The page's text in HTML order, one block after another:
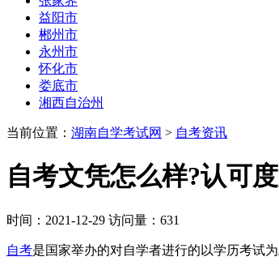
益阳市
郴州市
永州市
怀化市
娄底市
湘西自治州
当前位置： 湖南自学考试网 > 自考资讯
自考文凭怎么样?认可
时间：2021-12-29 访问量：631
自考是国家举办的对自学者进行的以学历考试